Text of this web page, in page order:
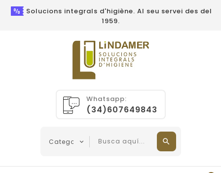
Solucions integrals d'higiène. Al seu servei des del
1959.
Whatsapp:
(34)607649843